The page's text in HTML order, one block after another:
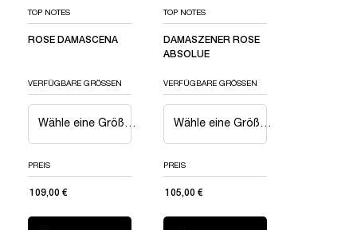
TOP NOTES
ROSE DAMASCENA
TOP NOTES
DAMASZENER ROSE
ABSOLUE​
VERFÜGBARE GRÖSSEN
Wähle eine Größe aus
VERFÜGBARE GRÖSSEN
Wähle eine Größe aus
PREIS
109,00 €
PREIS
105,00 €